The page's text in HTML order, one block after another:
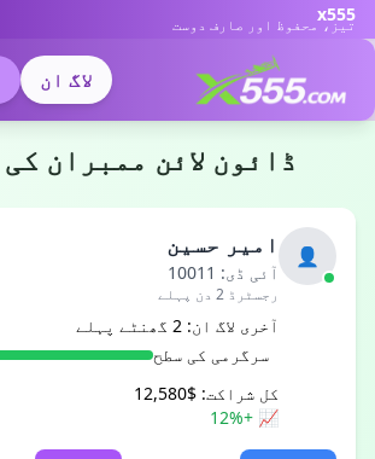
x555
تیز، محفوظ اور صارف دوست
لاگ ان
ڈائون لائن ممبران
👤 امیر حسین
آئی ڈی: 10011
رجسٹرڈ 2 دن پہلے
آخری لاگ ان: 2 گھنٹے پہلے
سرگرمی کی سطح
کل شراکت: $12,580
📈 +12%